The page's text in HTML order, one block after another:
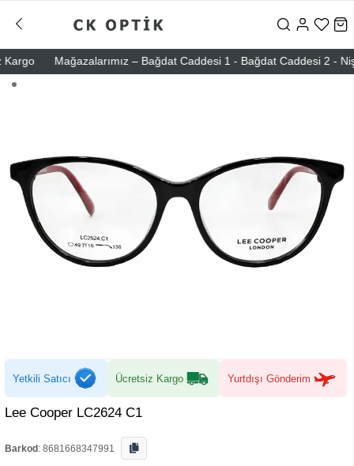
Mağazalarımız – Bağdat Caddesi 1 - Bağdat Caddesi 2 -
Yetkili Satıcı Ücretsiz Kargo Yurtdışı Gönderim
Lee Cooper LC2624 C1
Barkod : 8681668347991